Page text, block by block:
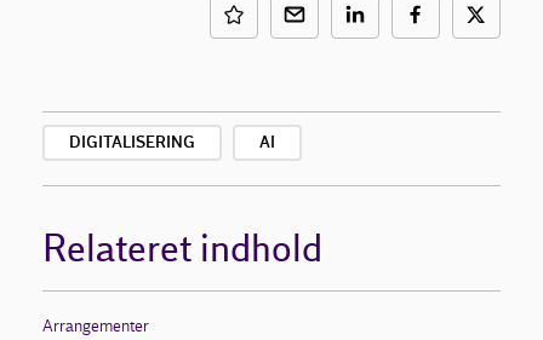
DIGITALISERING AI
Relateret indhold
Arrangementer